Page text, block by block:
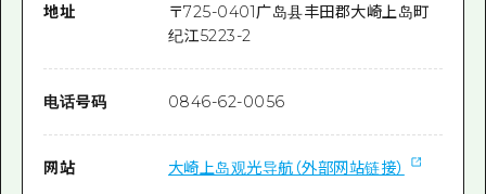
地址 〒725-0401广岛县丰田郡大崎上岛町
纪江5223-2
电话号码 0846-62-0056
网站 大崎上岛观光导航（外部网站链接）